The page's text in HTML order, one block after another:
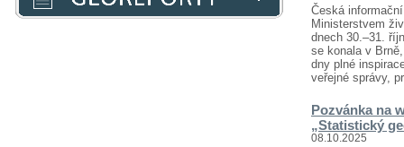
Česká
Ministerstvem
dnech 30.–31.
se konala v
dny plné
veřejné správy,
Pozvánka na
„Statistický
08.10.2025